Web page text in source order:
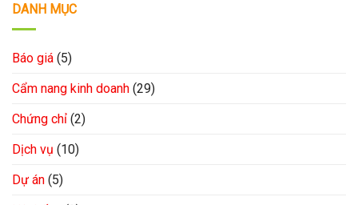
DANH MỤC
Báo giá (5)
Cẩm nang kinh doanh (29)
Chứng chỉ (2)
Dịch vụ (10)
Dự án (5)